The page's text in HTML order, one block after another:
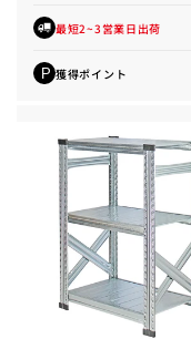
最短2~3営業日出荷
P 獲得ポイント